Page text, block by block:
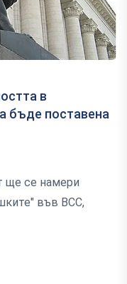
в
бъде поставена
ще се намери
във ВСС,